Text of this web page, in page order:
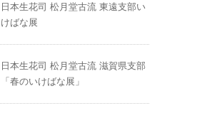
日本生花司 松月堂古流 東遠支部い
けばな展
日本生花司 松月堂古流 滋賀県支部
「春のいけばな展」